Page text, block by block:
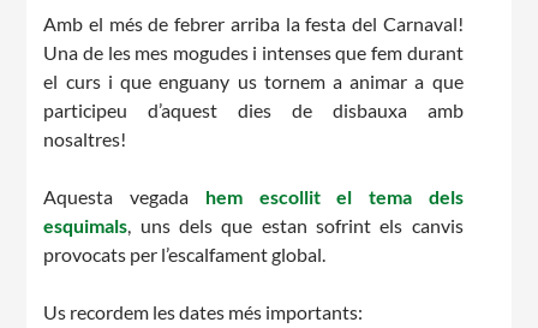
Amb el més de febrer arriba la festa del Carnaval!
Una de les mes mogudes i intenses que fem durant
el curs i que enguany us tornem a animar a que
participeu d’aquest dies de disbauxa amb
nosaltres!
Aquesta vegada hem escollit el tema dels
esquimals, uns dels que estan sofrint els canvis
provocats per l’escalfament global.
Us recordem les dates més importants:
ACCIÓ SOCIAL I JOVES
SUPORT TERCER SECTOR